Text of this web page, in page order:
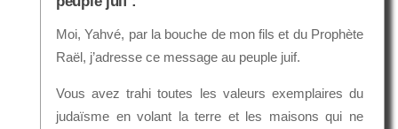
Moi, Yahvé, par la bouche de mon fils et du Prophète
Raël, j’adresse ce message au peuple juif.
Vous avez trahi toutes les valeurs exemplaires du
judaïsme en volant la terre et les maisons qui ne